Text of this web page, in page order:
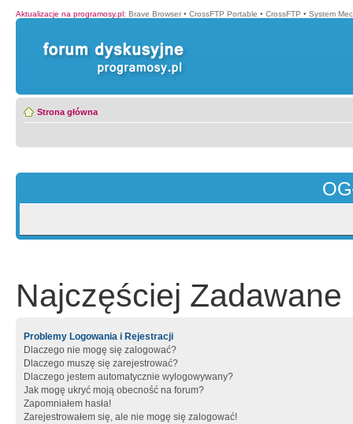
Aktualizacje na programosy.pl: Brave Browser • CrossFTP Portable • CrossFTP • System
Strona główna
Najczęściej Zadawane
Problemy Logowania i Rejestracji
Dlaczego nie mogę się zalogować?
Dlaczego muszę się zarejestrować?
Dlaczego jestem automatycznie wylogowywany?
Jak mogę ukryć moją obecność na forum?
Zapomniałem hasła!
Zarejestrowałem się, ale nie mogę się zalogować!